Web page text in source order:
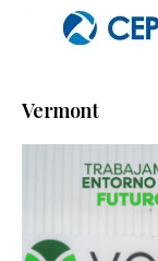
Vermont